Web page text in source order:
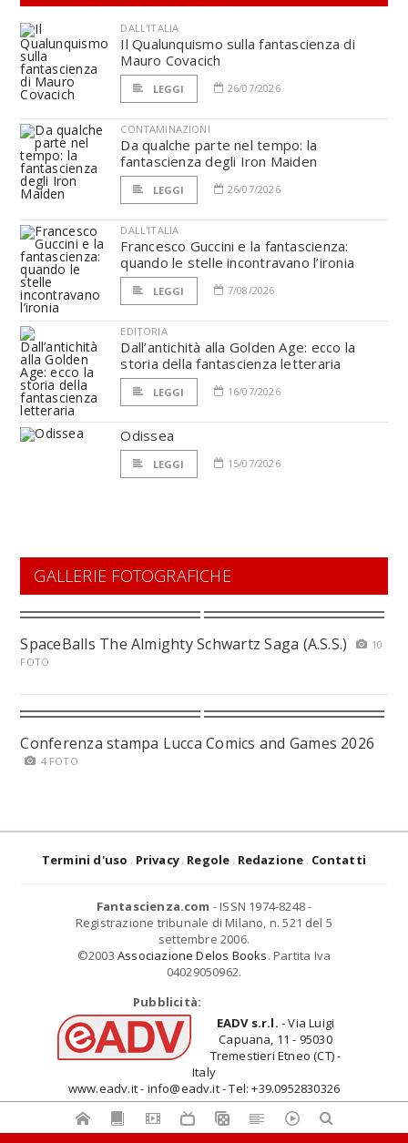
DALL'ITALIA
Il Qualunquismo sulla fantascienza di
Mauro Covacich
LEGGI 26/07/2026
CONTAMINAZIONI
Da qualche parte nel tempo: la
fantascienza degli Iron Maiden
LEGGI 26/07/2026
DALL'ITALIA
Francesco Guccini e la fantascienza:
quando le stelle incontravano l’ironia
LEGGI 7/08/2026
EDITORIA
Dall’antichità alla Golden Age: ecco la
storia della fantascienza letteraria
LEGGI 16/07/2026
Odissea
LEGGI 15/07/2026
GALLERIE FOTOGRAFICHE
SpaceBalls The Almighty Schwartz Saga (A.S.S.)
10
FOTO
Conferenza stampa Lucca Comics and Games 2026
4 FOTO
Termini d'uso Privacy Regole Redazione Contatti
Fantascienza.com - ISSN 1974-8248 -
Registrazione tribunale di Milano, n. 521 del 5
settembre 2006.
©2003 Associazione Delos Books. Partita Iva
04029050962.
Pubblicità:
EADV s.r.l. - Via Luigi
Capuana, 11 - 95030
Tremestieri Etneo (CT) -
Italy
www.eadv.it - info@eadv.it - Tel: +39.0952830326